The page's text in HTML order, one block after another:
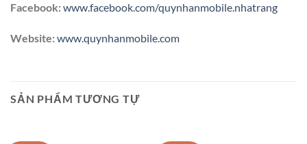
Facebook:www.facebook.com/quynhanmobile.nhatrang
Website:www.quynhanmobile.com
SẢN PHẨM TƯƠNG TỰ